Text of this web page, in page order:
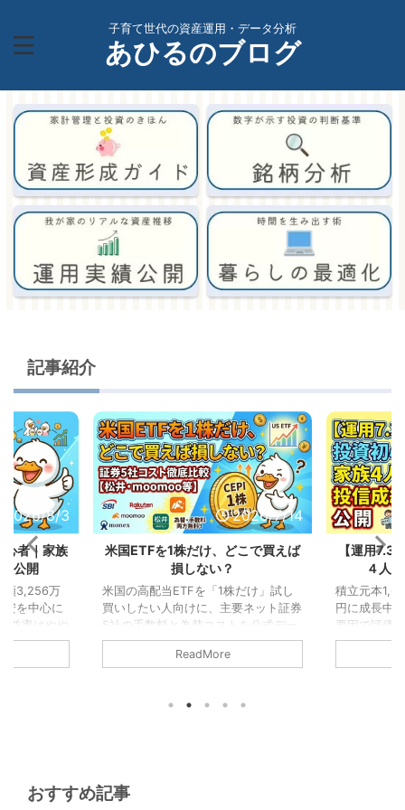
子育て世代の資産運用・データ分析
あひるのブログ
記事紹介
2026/8/3
者｜家族
公開
額3,256万
安を中心に
益率はやや
ほぼ横ばい
2026/7/14
米国ETFを1株だけ、どこで買えば
損しない？
米国の高配当ETFを「1株だけ」試し
買いしたい人向けに、主要ネット証券
5社の手数料と為替コストを公式デー
タで実測比較。取引手数料は横並びで
も、為替コストで実質2倍近い差が出
ReadMore
【運用7.3
４人
積立元本
円に成長中
要因で評価
跳ね上がり
おすすめ記事